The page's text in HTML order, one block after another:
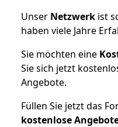
Unser Netzwerk ist
haben viele Jahre
Sie möchten eine
Sie sich jetzt
Angebote.
Füllen Sie jetzt das
kostenlose